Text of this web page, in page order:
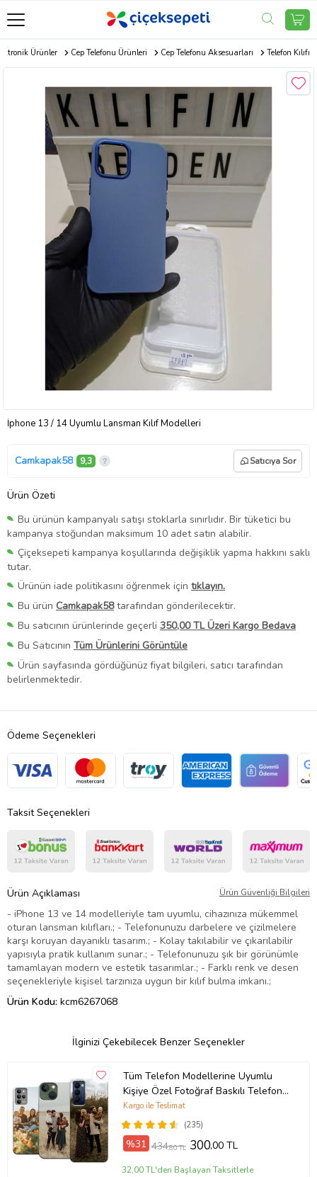
Ürünler Cep Telefonu Ürünleri Cep Telefonu Aksesuarları Telefon Kılıfı
İphone 13 / 14 Uyumlu Lansman Kılıf Modelleri
Camkapak58 9,3 Satıcıya Sor
Ürün Özeti
Bu ürünün kampanyalı satışı stoklarla sınırlıdır. Bir tüketici bu
kampanya stoğundan maksimum 10 adet satın alabilir.
Çiçeksepeti kampanya koşullarında değişiklik yapma hakkını saklı
tutar.
Ürünün iade politikasını öğrenmek için tıklayın.
Bu ürün Camkapak58tarafından gönderilecektir.
Bu satıcının ürünlerinde geçerli 350,00 TL Üzeri Kargo Bedava
Bu Satıcının Tüm Ürünlerini Görüntüle
Ürün sayfasında gördüğünüz fiyat bilgileri, satıcı tarafından
belirlenmektedir.
Ödeme Seçenekleri
Taksit Seçenekleri
Ürün Açıklaması Ürün Güvenliği Bilgileri
- iPhone 13 ve 14 modelleriyle tam uyumlu, cihazınıza mükemmel
oturan lansman kılıfları.; - Telefonunuzu darbelere ve çizilmelere
karşı koruyan dayanıklı tasarım.; - Kolay takılabilir ve çıkarılabilir
yapısıyla pratik kullanım sunar.; - Telefonunuzu şık bir görünümle
tamamlayan modern ve estetik tasarımlar.; - Farklı renk ve desen
seçenekleriyle kişisel tarzınıza uygun bir kılıf bulma imkanı.;
Ürün Kodu: kcm6267068
İlginizi Çekebilecek Benzer Seçenekler
Tüm Telefon Modellerine Uyumlu
Kişiye Özel Fotoğraf Baskılı Telefon
Kılıfı
(235)
Kargo ile Teslimat
%31 434,80 TL 300,00 TL
32,00 TL'den Başlayan Taksitlerle